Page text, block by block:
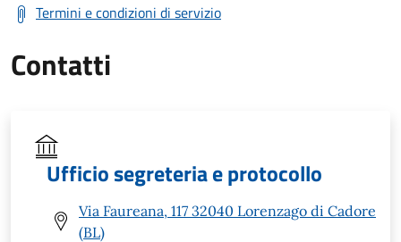
Termini e condizioni di servizio
Contatti
Ufficio segreteria e protocollo
Via Faureana, 117 32040 Lorenzago di Cadore
(BL)